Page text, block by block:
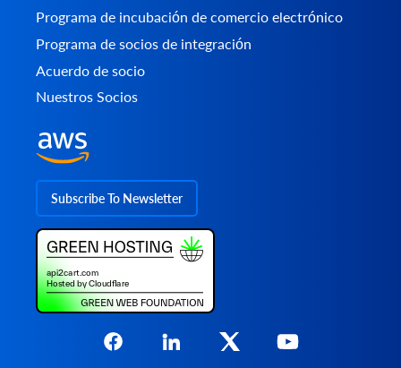
Programa de incubación de comercio electrónico
Programa de socios de integración
Acuerdo de socio
Nuestros Socios
Subscribe To Newsletter